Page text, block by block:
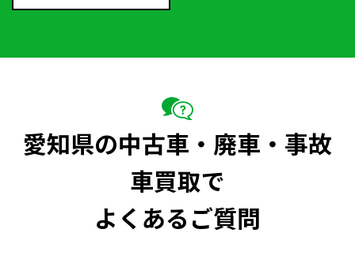
愛知県の中古車・廃車・事故
車買取で
よくあるご質問